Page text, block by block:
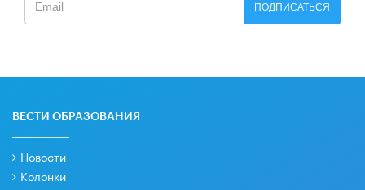
ПОДПИСАТЬСЯ
ВЕСТИ ОБРАЗОВАНИЯ
Новости
Колонки